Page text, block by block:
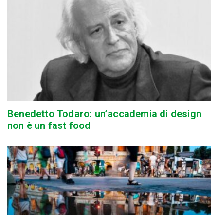
Benedetto Todaro: un’accademia di design
non è un fast food